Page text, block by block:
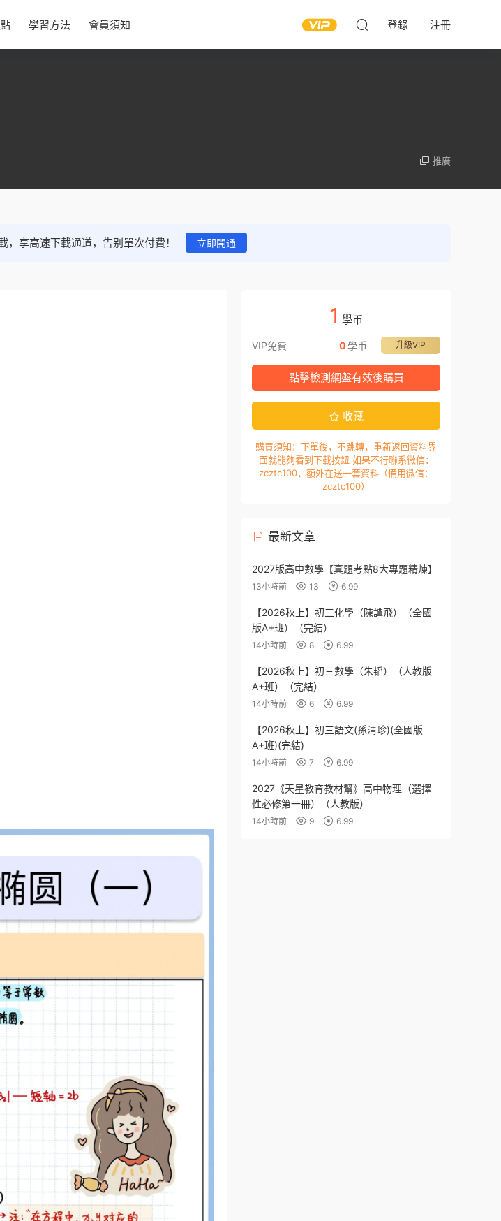
學習方法 會員須知 登錄 注冊
推廣
，享高速下載通道，告别單次付費！ 立即開通
1 學币
VIP免費 升級VIP
0學币
點擊檢測網盤有效後購買
收藏
購買須知：下單後，不跳轉，重新返回資料界
面就能夠看到下載按鈕 如果不行聯系微信：
zcztc100，額外在送一套資料（備用微信：
zcztc100）
最新文章
2027版高中數學【真題考點8大專題精煉】
13小時前 13 6.99
【2026秋上】初三化學（陳譚飛）（全國
版A+班）（完結）
14小時前 8 6.99
【2026秋上】初三數學（朱韬）（人教版
A+班）（完結）
14小時前 6 6.99
【2026秋上】初三語文(孫清珍)(全國版
A+班)(完結)
14小時前 7 6.99
2027《天星教育教材幫》高中物理（選擇
性必修第一冊）（人教版）
14小時前 9 6.99